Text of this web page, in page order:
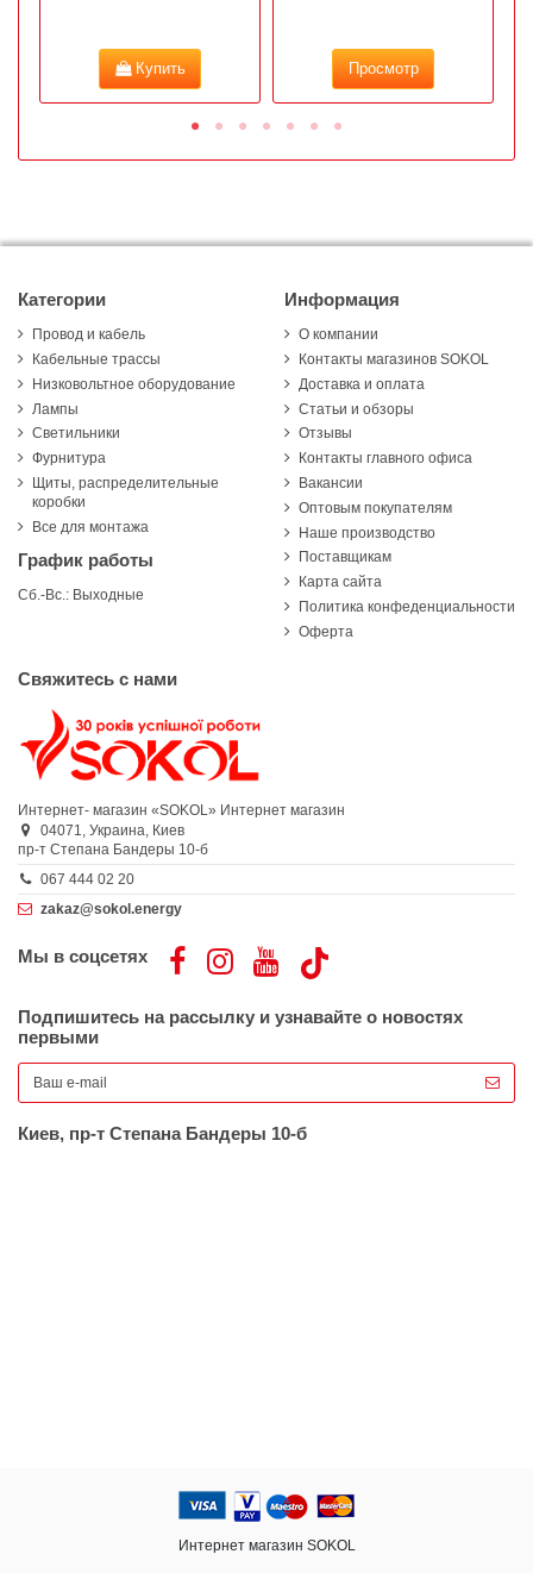
Купить Просмотр
Категории
Провод и кабель
Кабельные трассы
Низковольтное оборудование
Лампы
Светильники
Фурнитура
Щиты, распределительные
коробки
Все для монтажа
График работы
Сб.-Вс.: Выходные
Информация
О компании
Контакты магазинов SOKOL
Доставка и оплата
Статьи и обзоры
Отзывы
Контакты главного офиса
Вакансии
Оптовым покупателям
Наше производство
Поставщикам
Карта сайта
Политика конфеденциальности
Оферта
Свяжитесь с нами
Интернет- магазин «SOKOL» Интернет магазин
04071, Украина, Киев
пр-т Степана Бандеры 10-б
067 444 02 20
zakaz@sokol.energy
Мы в соцсетях
Подпишитесь на рассылку и узнавайте о новостях
первыми
Киев, пр-т Степана Бандеры 10-б
Интернет магазин SOKOL